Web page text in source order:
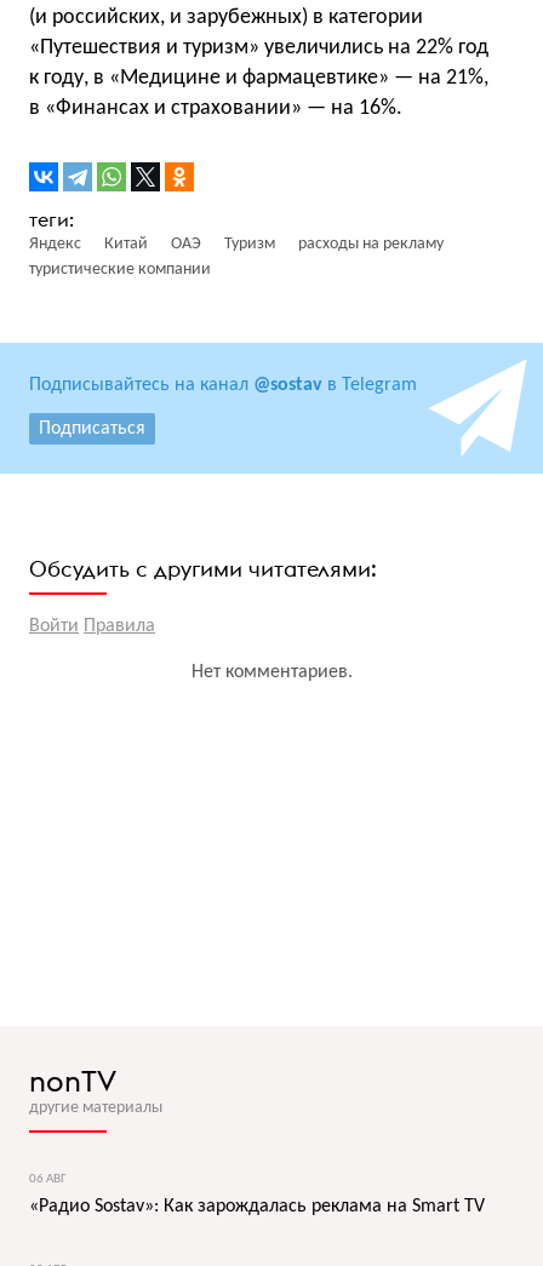
(и российских, и зарубежных) в категории
«Путешествия и туризм» увеличились на 22% год
к году, в «Медицине и фармацевтике» — на 21%,
в «Финансах и страховании» — на 16%.
Яндекс Китай ОАЭ Туризм
расходы на рекламу
туристические компании
Подписывайтесь на канал @sostav в Telegram
Подписаться
Обсудить с другими читателями:
Войти Правила
Нет комментариев.
nonTV
другие материалы
06 АВГ
«Радио Sostav»: Как зарождалась реклама на Smart TV